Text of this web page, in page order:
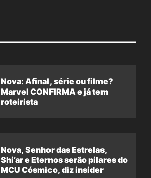
Nova: Afinal, série ou filme?
Marvel CONFIRMA e já tem
roteirista
Nova, Senhor das Estrelas,
Shi’ar e Eternos serão pilares do
MCU Cósmico, diz insider